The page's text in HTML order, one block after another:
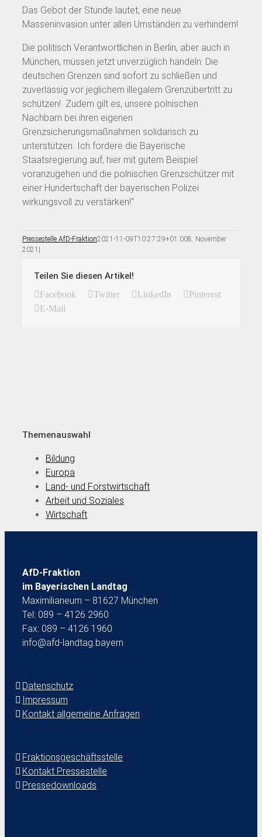
Das Gebot der Stunde lautet, eine neue
Masseninvasion unter allen Umständen zu verhindern!
Die politisch Verantwortlichen in Berlin, aber auch in
München, müssen jetzt unverzüglich handeln: Die
deutschen Grenzen sind sofort zu schließen und
zuverlässig vor jeglichem illegalem Grenzübertritt zu
schützen! Zudem gilt es, unsere polnischen
Nachbarn bei ihren eigenen
Grenzsicherungsmaßnahmen solidarisch zu
unterstützen. Ich fordere die Bayerische
Staatsregierung auf, hier mit gutem Beispiel
voranzugehen und die polnischen Grenzschützer mit
einer Hundertschaft der bayerischen Polizei
wirkungsvoll zu verstärken!“
Pressestelle AfD-Fraktion2021-11-09T10:27:29+01:008. November
2021 |
Teilen Sie diesen Artikel!
Facebook Twitter LinkedIn
Pinterest
E-Mail
Themenauswahl
Bildung
Europa
Land- und Forstwirtschaft
Arbeit und Soziales
Wirtschaft
AfD-Fraktion
im Bayerischen Landtag
Maximilianeum – 81627 München
Tel: 089 – 4126 2960
Fax: 089 – 4126 1960
info@afd-landtag.bayern
Datenschutz
Impressum
Kontakt allgemeine Anfragen
Fraktionsgeschäftsstelle
Kontakt Pressestelle
Pressedownloads